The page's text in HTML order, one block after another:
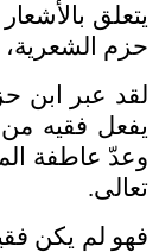
يتعلق
حزم الشعرية،
لقد عبر ابن
يفعل فقيه
وعدّ عاطفة
تعالى.
فهو لم يكن